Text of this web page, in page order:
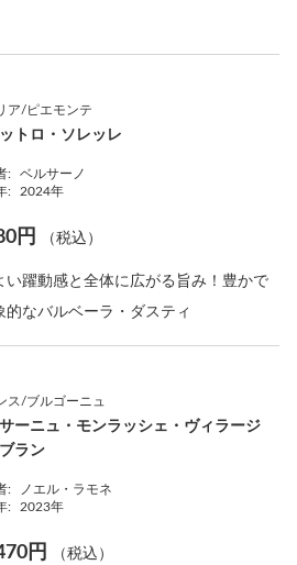
ア/ピエモンテ
トロ・ソレッレ
:
ベルサーノ
:
2024年
円 （税込）
い躍動感と全体に広がる旨み！豊かで
なバルベーラ・ダスティ
ス/ブルゴーニュ
ーニュ・モンラッシェ・ヴィラージ
ラン
:
ノエル・ラモネ
:
2023年
円 （税込）